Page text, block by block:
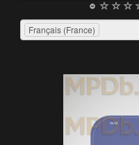
Français (France)